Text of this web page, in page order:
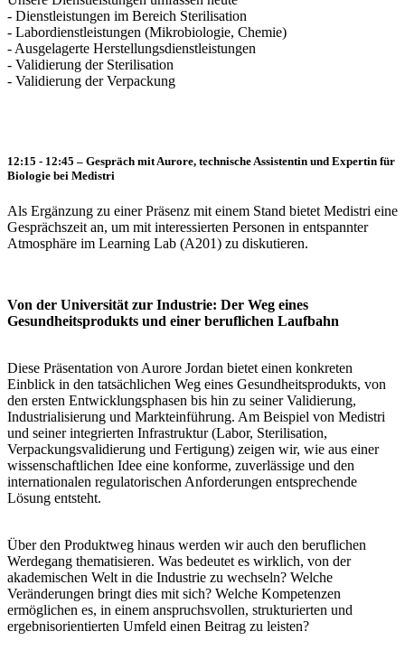
- Dienstleistungen im Bereich Sterilisation
- Labordienstleistungen (Mikrobiologie, Chemie)
- Ausgelagerte Herstellungsdienstleistungen
- Validierung der Sterilisation
- Validierung der Verpackung
12:15 - 12:45 – Gespräch mit Aurore, technische Assistentin und Expertin für
Biologie bei Medistri
Als Ergänzung zu einer Präsenz mit einem Stand bietet Medistri eine
Gesprächszeit an, um mit interessierten Personen in entspannter
Atmosphäre im Learning Lab (A201) zu diskutieren.
Von der Universität zur Industrie: Der Weg eines
Gesundheitsprodukts und einer beruflichen Laufbahn
Diese Präsentation von Aurore Jordan bietet einen konkreten
Einblick in den tatsächlichen Weg eines Gesundheitsprodukts, von
den ersten Entwicklungsphasen bis hin zu seiner Validierung,
Industrialisierung und Markteinführung. Am Beispiel von Medistri
und seiner integrierten Infrastruktur (Labor, Sterilisation,
Verpackungsvalidierung und Fertigung) zeigen wir, wie aus einer
wissenschaftlichen Idee eine konforme, zuverlässige und den
internationalen regulatorischen Anforderungen entsprechende
Lösung entsteht.
Über den Produktweg hinaus werden wir auch den beruflichen
Werdegang thematisieren. Was bedeutet es wirklich, von der
akademischen Welt in die Industrie zu wechseln? Welche
Veränderungen bringt dies mit sich? Welche Kompetenzen
ermöglichen es, in einem anspruchsvollen, strukturierten und
ergebnisorientierten Umfeld einen Beitrag zu leisten?